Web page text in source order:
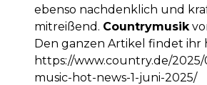
ebenso nachdenklich und
mitreißend. Countrymusik
Den ganzen Artikel findet ihr
https://www.country.de/
music-hot-news-1-juni-2025/